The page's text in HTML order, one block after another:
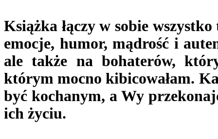
Książka łączy w sobie
emocje, humor, mądrość i
ale także na bohaterów,
którym mocno kibicowałam.
być kochanym, a Wy
ich życiu.